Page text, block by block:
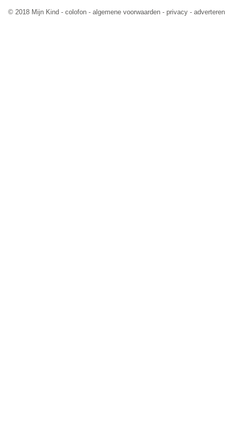
© 2018 Mijn Kind - colofon - algemene voorwaarden - privacy - adverteren